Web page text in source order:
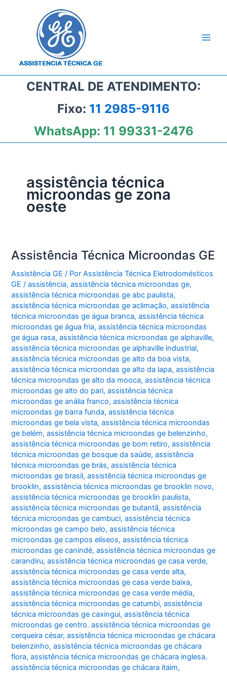
CENTRAL DE ATENDIMENTO:
Fixo: 11 2985-9116
WhatsApp: 11 99331-2476
assistência técnica
microondas ge zona
oeste
Assistência Técnica Microondas GE
Assistência GE / PorAssistência Técnica Eletrodomésticos
GE/assistência,assistência técnica microondas ge,
assistência técnica microondas ge abc paulista,
assistência técnica microondas ge aclimação,assistência
técnica microondas ge água branca,assistência técnica
microondas ge água fria,assistência técnica microondas
ge água rasa,assistência técnica microondas ge alphaville,
assistência técnica microondas ge alphaville industrial,
assistência técnica microondas ge alto da boa vista,
assistência técnica microondas ge alto da lapa,assistência
técnica microondas ge alto da mooca,assistência técnica
microondas ge alto do pari,assistência técnica
microondas ge anália franco,assistência técnica
microondas ge barra funda,assistência técnica
microondas ge bela vista,assistência técnica microondas
ge belém,assistência técnica microondas ge belenzinho,
assistência técnica microondas ge bom retiro,assistência
técnica microondas ge bosque da saúde,assistência
técnica microondas ge brás,assistência técnica
microondas ge brasil,assistência técnica microondas ge
brooklin,assistência técnica microondas ge brooklin novo,
assistência técnica microondas ge brooklin paulista,
assistência técnica microondas ge butantã,assistência
técnica microondas ge cambuci,assistência técnica
microondas ge campo belo,assistência técnica
microondas ge campos elíseos,assistência técnica
microondas ge canindé,assistência técnica microondas ge
carandiru,assistência técnica microondas ge casa verde,
assistência técnica microondas ge casa verde alta,
assistência técnica microondas ge casa verde baixa,
assistência técnica microondas ge casa verde média,
assistência técnica microondas ge catumbi,assistência
técnica microondas ge caxingui,assistência técnica
microondas ge centro. assistência técnica microondas ge
cerqueira césar,assistência técnica microondas ge chácara
belenzinho,assistência técnica microondas ge chácara
flora,assistência técnica microondas ge chácara inglesa.
assistência técnica microondas ge chácara itaim,